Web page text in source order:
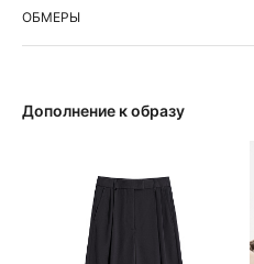
ОБМЕРЫ
Дополнение к образу